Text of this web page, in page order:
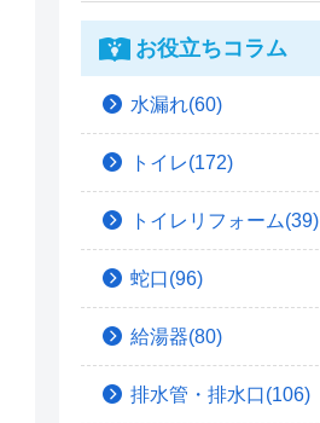
お役立ちコラム
水漏れ(60)
トイレ(172)
トイレリフォーム(39)
蛇口(96)
給湯器(80)
排水管・排水口(106)